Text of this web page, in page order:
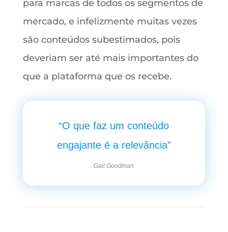
para marcas de todos os segmentos de
mercado, e infelizmente muitas vezes
são conteúdos subestimados, pois
deveriam ser até mais importantes do
que a plataforma que os recebe.
“O que faz um conteúdo
engajante é a relevância”
Gail Goodman